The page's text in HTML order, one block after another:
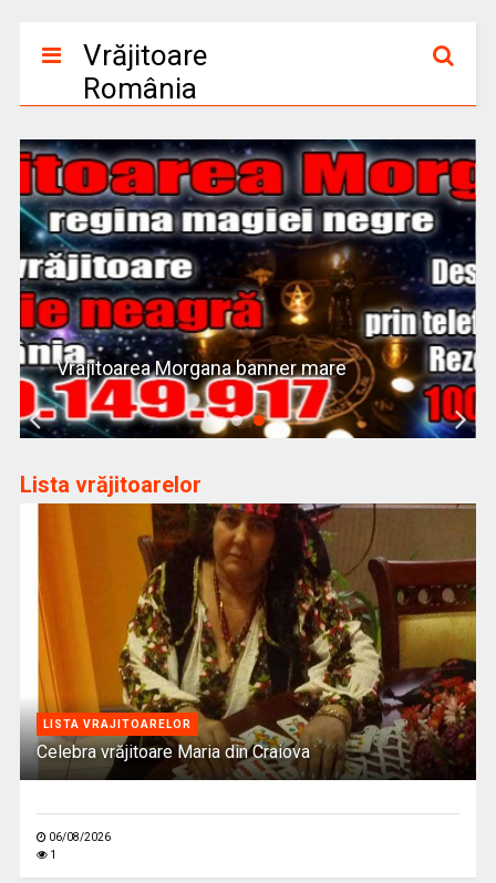
Vrăjitoare
România
Vrajitoarea Morgana banner mare
Lista vrăjitoarelor
LISTA VRAJITOARELOR
Celebra vrăjitoare Maria din Craiova
06/08/2026
1